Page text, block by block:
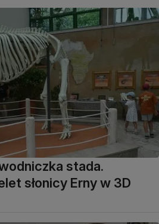
stada.
słonicy Erny w 3D